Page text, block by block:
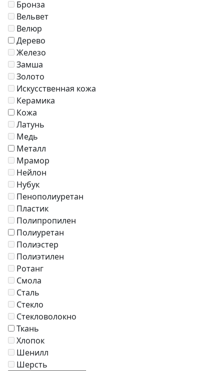
Бронза
Вельвет
Велюр
Дерево
Железо
Замша
Золото
Искусственная кожа
Керамика
Кожа
Латунь
Медь
Металл
Мрамор
Нейлон
Нубук
Пенополиуретан
Пластик
Полипропилен
Полиуретан
Полиэстер
Полиэтилен
Ротанг
Смола
Сталь
Стекло
Стекловолокно
Ткань
Хлопок
Шенилл
Шерсть